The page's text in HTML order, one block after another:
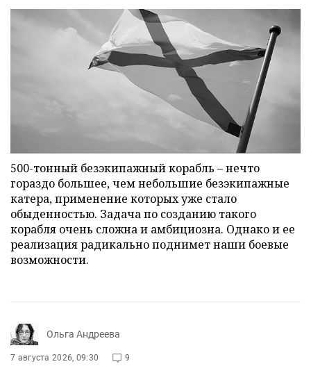
500-тонный безэкипажный корабль – нечто
гораздо большее, чем небольшие безэкипажные
катера, применение которых уже стало
обыденностью. Задача по созданию такого
корабля очень сложна и амбициозна. Однако и ее
реализация радикально поднимет наши боевые
возможности.
Ольга Андреева
7 августа 2026, 09:30 9